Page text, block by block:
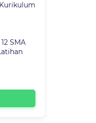
SMA